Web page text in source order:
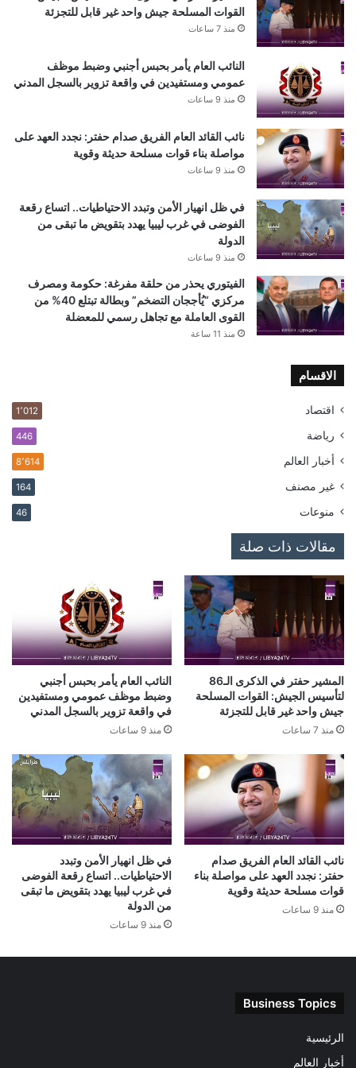
القوات المسلحة جيش واحد غير قابل للتجزئة
منذ 7 ساعات
النائب العام يأمر بحبس أجنبي وضبط موظف
عمومي ومستفيدين في واقعة تزوير بالسجل المدني
منذ 9 ساعات
نائب القائد العام الفريق صدام حفتر: نجدد العهد على
مواصلة بناء قوات مسلحة حديثة وقوية
منذ 9 ساعات
في ظل انهيار الأمن وتبدد الاحتياطيات.. اتساع رقعة
الفوضى في غرب ليبيا يهدد بتقويض ما تبقى من
الدولة
منذ 9 ساعات
الفيتوري يحذر من حلقة مفرغة: حكومة ومصرف
مركزي “يُأججان التضخم” وبطالة تبتلع 40% من
القوى العاملة مع تجاهل رسمي للمعضلة
منذ 11 ساعة
الاقسام
اقتصاد 1٬012
رياضة 446
أخبار العالم 8٬614
غير مصنف 164
منوعات 46
مقالات ذات صلة
المشير حفتر في الذكرى الـ86
لتأسيس الجيش: القوات المسلحة
جيش واحد غير قابل للتجزئة
منذ 7 ساعات
النائب العام يأمر بحبس أجنبي
وضبط موظف عمومي ومستفيدين
في واقعة تزوير بالسجل المدني
منذ 9 ساعات
نائب القائد العام الفريق صدام
حفتر: نجدد العهد على مواصلة بناء
قوات مسلحة حديثة وقوية
منذ 9 ساعات
في ظل انهيار الأمن وتبدد
الاحتياطيات.. اتساع رقعة الفوضى
في غرب ليبيا يهدد بتقويض ما تبقى
من الدولة
منذ 9 ساعات
Business Topics
الرئيسية
أخبار العالم